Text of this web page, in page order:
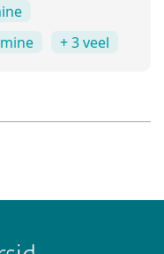
+ 3 veel